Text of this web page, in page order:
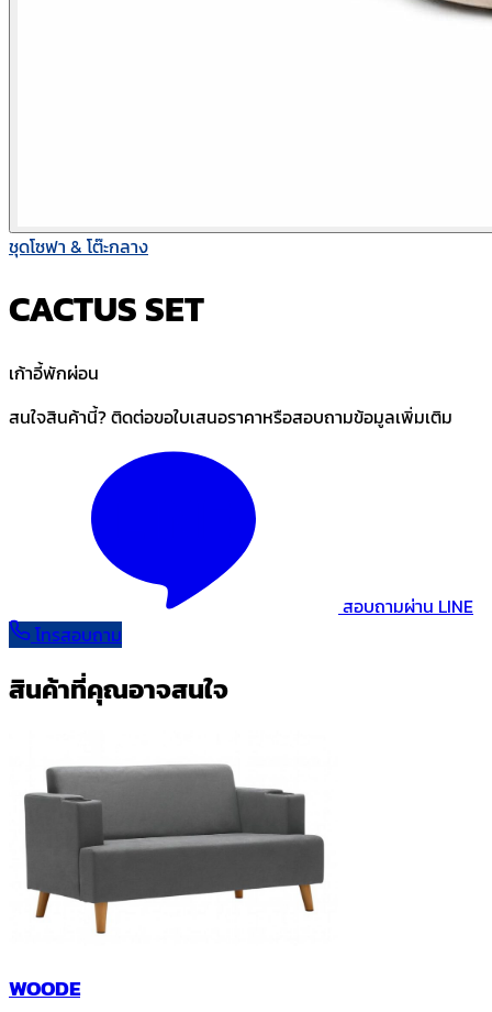
ชุดโซฟา & โต๊ะกลาง
CACTUS SET
เก้าอี้พักผ่อน
สนใจสินค้านี้? ติดต่อขอใบเสนอราคาหรือสอบถามข้อมูลเพิ่มเติม
สอบถามผ่าน LINE
โทรสอบถาม
สินค้าที่คุณอาจสนใจ
WOODE